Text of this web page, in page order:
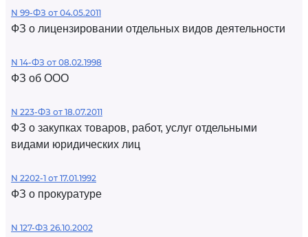
N 99-ФЗ от 04.05.2011
ФЗ о лицензировании отдельных видов деятельности
N 14-ФЗ от 08.02.1998
ФЗ об ООО
N 223-ФЗ от 18.07.2011
ФЗ о закупках товаров, работ, услуг отдельными
видами юридических лиц
N 2202-1 от 17.01.1992
ФЗ о прокуратуре
N 127-ФЗ 26.10.2002